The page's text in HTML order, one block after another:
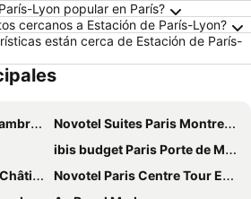
Lyon popular en París?
cercanos a Estación de París-Lyon?
están cerca de Estación de París-
Novotel Suites Paris Montreuil Vincennes
ibis budget Paris Porte de Montmartre
Novotel Paris Centre Tour Eiffel